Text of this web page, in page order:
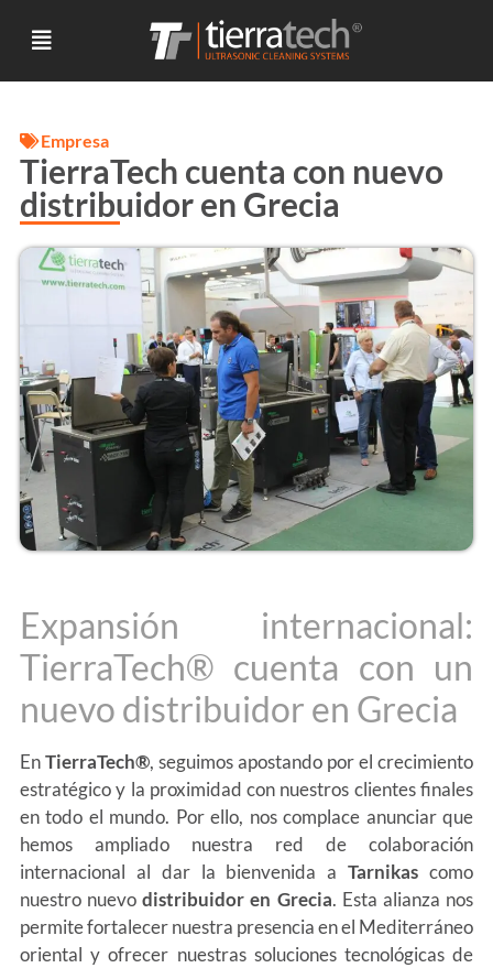
Empresa
TierraTech cuenta con nuevo
distribuidor en Grecia
Expansión internacional:
TierraTech® cuenta con un
nuevo distribuidor en Grecia
EnTierraTech®, seguimos apostando por el crecimiento
estratégico y la proximidad con nuestros clientes finales
en todo el mundo. Por ello, nos complace anunciar que
hemos ampliado nuestra red de colaboración
internacional al dar la bienvenida aTarnikas como
nuestro nuevodistribuidor en Grecia. Esta alianza nos
permite fortalecer nuestra presencia en el Mediterráneo
oriental y ofrecer nuestras soluciones tecnológicas de